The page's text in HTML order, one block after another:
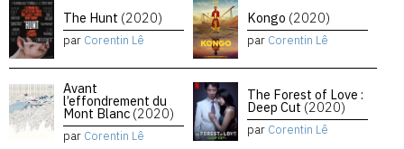
The Hunt (2020)
par Corentin Lê
Kongo (2020)
par Corentin Lê
Avant
l’effondrement du
Mont Blanc (2020)
par Corentin Lê
The Forest of Love :
Deep Cut (2020)
par Corentin Lê